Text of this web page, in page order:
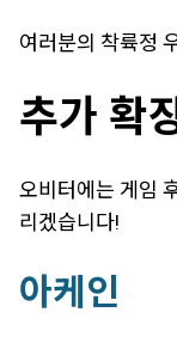
여러분의 착륙정
추가 확
오비터에는 게임
리겠습니다!
아케인